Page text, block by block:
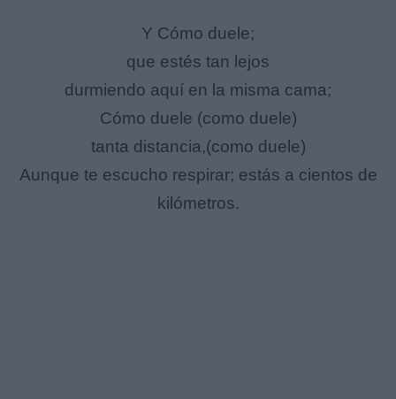
Y Cómo duele;
que estés tan lejos
durmiendo aquí en la misma cama;
Cómo duele (como duele)
tanta distancia,(como duele)
Aunque te escucho respirar; estás a cientos de
kilómetros.